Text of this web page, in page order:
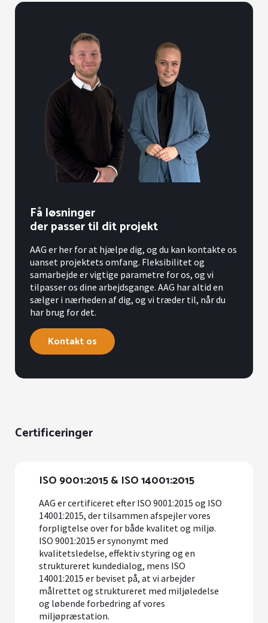
Få løsninger
der passer til dit projekt
AAG er her for at hjælpe dig, og du kan kontakte os
uanset projektets omfang. Fleksibilitet og
samarbejde er vigtige parametre for os, og vi
tilpasser os dine arbejdsgange. AAG har altid en
sælger i nærheden af dig, og vi træder til, når du
har brug for det.
Kontakt os
Certificeringer
ISO 9001:2015 & ISO 14001:2015
AAG er certificeret efter ISO 9001:2015 og ISO
14001:2015, der tilsammen afspejler vores
forpligtelse over for både kvalitet og miljø.
ISO 9001:2015 er synonymt med
kvalitetsledelse, effektiv styring og en
struktureret kundedialog, mens ISO
14001:2015 er beviset på, at vi arbejder
målrettet og struktureret med miljøledelse
og løbende forbedring af vores
miljøpræstation.